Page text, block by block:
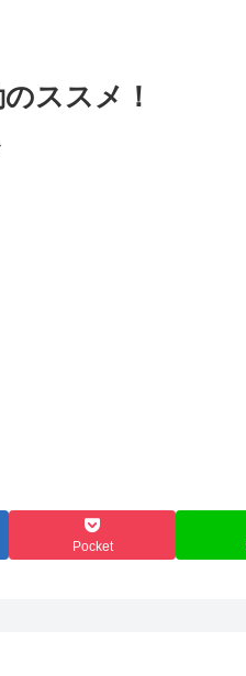
ススメ！
Pocket